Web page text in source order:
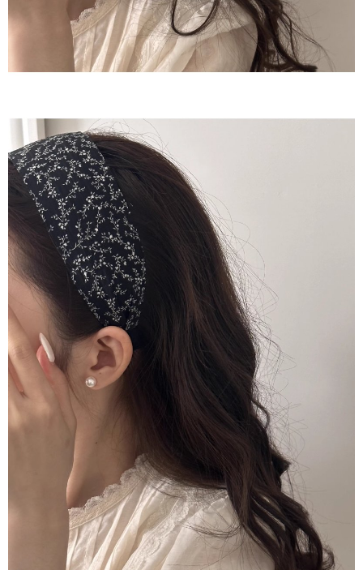
４．使用「AFTEE先享後付」時，將依據個別帳號之用戶狀況，依本公司即
時審查核予不同之上限額度；若仍有額度不足之情形，本公司將視審查結果
請求用戶進行身份認證。
５．嚴禁一人註冊多個帳號或使用他人資訊註冊。若發現惡意使用之情形，
每筆NT$100，滿NT$1,500(含以上)免運費
查看運費